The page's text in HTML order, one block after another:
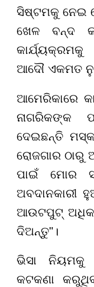
ସିଷ୍ଟମକୁ ନେଇ
ଖେଳ ବନ୍ଦ
ଆଦୌ ଏକମତ
ଆମେରିକାରେ
ନାଗରିକଙ୍କ
ଦେଇଛନ୍ତି
ରୋଜଗାର ଠାରୁ
ପାଇଁ ମୋର
ଅବଦାନକାରୀ
ଆଉଟପୁଟ୍ ଅଧିକ
ଦିଅନ୍ତୁ"।
ଭିସା ନିୟମକୁ
କଟକଣା